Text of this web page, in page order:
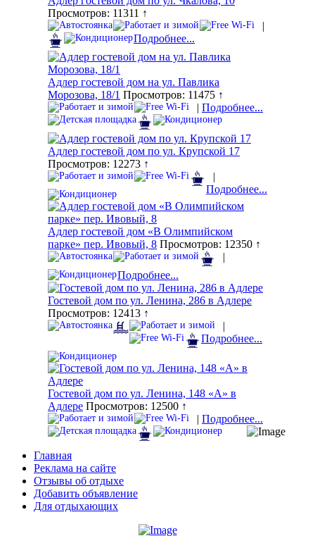
Просмотров: 11311 ↑
|
Подробнее...
Адлер гостевой дом на ул. Павлика
Морозова, 18/1 Просмотров: 11475 ↑
| Подробнее...
Адлер гостевой дом по ул. Крупской 17
Просмотров: 12273 ↑
|
Подробнее...
Адлер гостевой дом «В Олимпийском
парке» пер. Ивовый, 8 Просмотров: 12350 ↑
|
Подробнее...
Гостевой дом по ул. Ленина, 286 в Адлере
Просмотров: 12413 ↑
|
Подробнее...
Гостевой дом по ул. Ленина, 148 «А» в
Адлере Просмотров: 12500 ↑
| Подробнее...
Главная
Реклама на сайте
Отзывы об отдыхе
Добавить объявление
Для отдыхающих